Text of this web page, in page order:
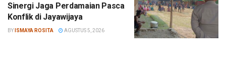
Sinergi Jaga Perdamaian Pasca
Konflik di Jayawijaya
BY ISMAYA ROSITA AGUSTUS 5, 2026